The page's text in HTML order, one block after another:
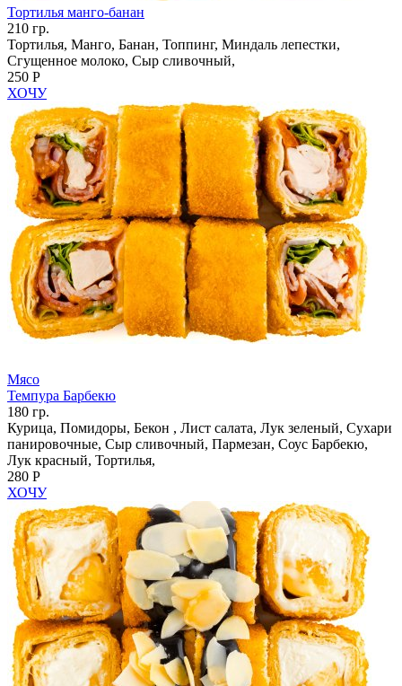
Тортилья манго-банан
210 гр.
Тортилья, Манго, Банан, Топпинг, Миндаль лепестки,
Сгущенное молоко, Сыр сливочный,
250 Р
ХОЧУ
Мясо
Темпура Барбекю
180 гр.
Курица, Помидоры, Бекон , Лист салата, Лук зеленый, Сухари
панировочные, Сыр сливочный, Пармезан, Соус Барбекю,
Лук красный, Тортилья,
280 Р
ХОЧУ